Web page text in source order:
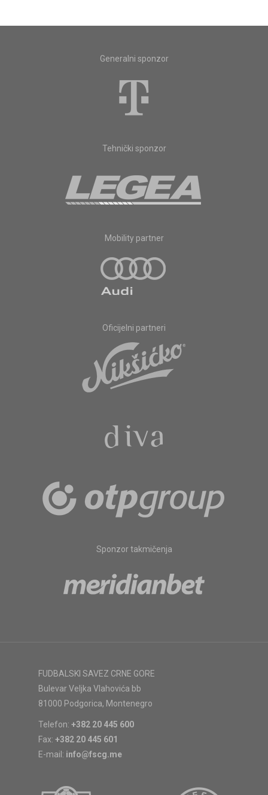
Generalni sponzor
Tehnički sponzor
Mobility partner
Oficijelni partneri
Sponzor takmičenja
FUDBALSKI SAVEZ CRNE GORE
Bulevar Veljka Vlahovića bb
81000 Podgorica, Montenegro
Telefon: +382 20 445 600
Fax: +382 20 445 601
E-mail: info@fscg.me